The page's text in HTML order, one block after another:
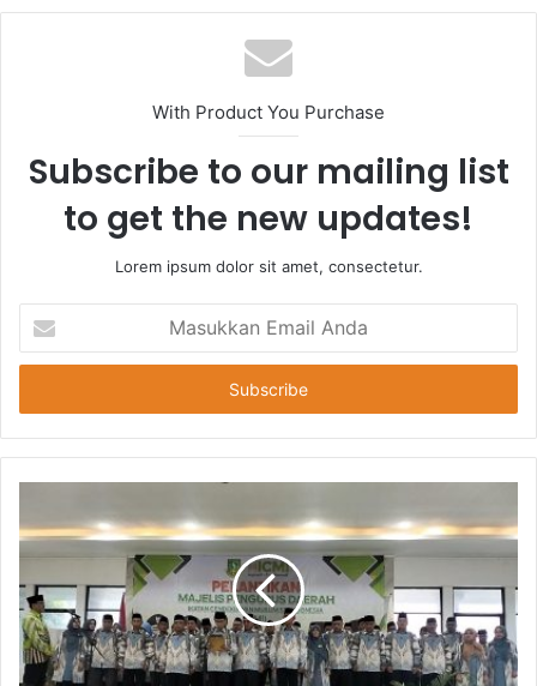
With Product You Purchase
Subscribe to our mailing list
to get the new updates!
Lorem ipsum dolor sit amet, consectetur.
Email
Anda